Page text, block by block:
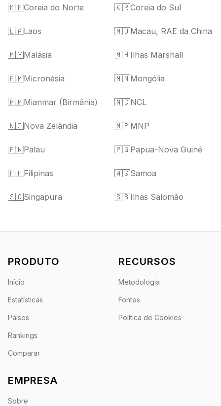
🇰🇵Coreia do Norte 🇰🇷Coreia do Sul
🇱🇦Laos 🇲🇴Macau, RAE da China
🇲🇾Malásia 🇲🇭Ilhas Marshall
🇫🇲Micronésia 🇲🇳Mongólia
🇲🇲Mianmar (Birmânia) 🇳🇨NCL
🇳🇿Nova Zelândia 🇲🇵MNP
🇵🇼Palau 🇵🇬Papua-Nova Guiné
🇵🇭Filipinas 🇼🇸Samoa
🇸🇬Singapura 🇸🇧Ilhas Salomão
PRODUTO
Início
Estatísticas
Países
Rankings
Comparar
RECURSOS
Metodologia
Fontes
Política de Cookies
EMPRESA
Sobre